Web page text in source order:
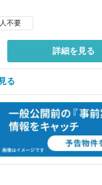
不要
詳細を見る
る